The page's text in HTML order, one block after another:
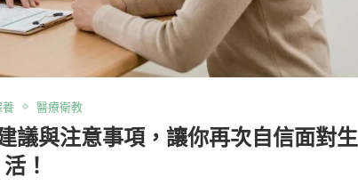
養 醫療衛教
議與注意事項，讓你再次自信面對生
活！